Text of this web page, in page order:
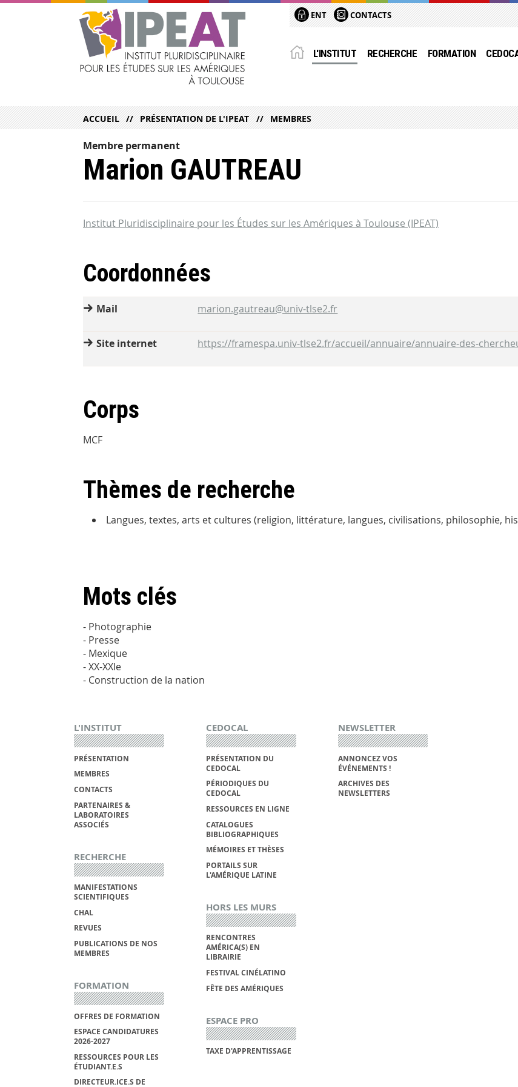
ENT CONTACTS
L'INSTITUT RECHERCHE FORMATION
ACCUEIL PRÉSENTATION DE L'IPEAT MEMBRES
Membre permanent
Marion GAUTREAU
Institut Pluridisciplinaire pour les Études sur les Amériques à Toulouse (IPEAT)
Coordonnées
Mail marion.gautreau@univ-tlse2.fr
Site internet https://framespa.univ-tlse2.fr/accueil/annuaire/annuaire-des-
Corps
MCF
Thèmes de recherche
Langues, textes, arts et cultures (religion, littérature, langues, civilisations, philosophie,
Mots clés
- Photographie
- Presse
- Mexique
- XX-XXIe
- Construction de la nation
L'INSTITUT
PRÉSENTATION
MEMBRES
CONTACTS
PARTENAIRES &
LABORATOIRES
ASSOCIÉS
RECHERCHE
MANIFESTATIONS
SCIENTIFIQUES
CHAL
REVUES
PUBLICATIONS DE NOS
MEMBRES
FORMATION
OFFRES DE FORMATION
ESPACE CANDIDATURES
2026-2027
RESSOURCES POUR LES
ÉTUDIANT.E.S
DIRECTEUR.ICE.S DE
CEDOCAL
PRÉSENTATION DU
CEDOCAL
PÉRIODIQUES DU
CEDOCAL
RESSOURCES EN LIGNE
CATALOGUES
BIBLIOGRAPHIQUES
MÉMOIRES ET THÈSES
PORTAILS SUR
L'AMÉRIQUE LATINE
HORS LES MURS
RENCONTRES
AMÉRICA(S) EN
LIBRAIRIE
FESTIVAL CINÉLATINO
FÊTE DES AMÉRIQUES
ESPACE PRO
TAXE D'APPRENTISSAGE
NEWSLETTER
ANNONCEZ VOS
ÉVÉNEMENTS !
ARCHIVES DES
NEWSLETTERS